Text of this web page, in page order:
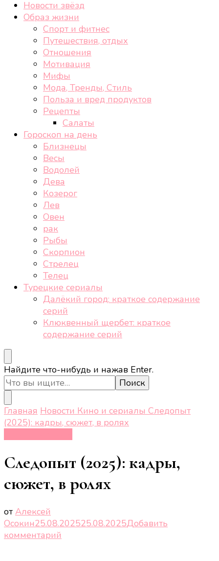
Новости звёзд
Образ жизни
Спорт и фитнес
Путешествия, отдых
Отношения
Мотивация
Мифы
Мода, Тренды, Стиль
Польза и вред продуктов
Рецепты
Салаты
Гороскоп на день
Близнецы
Весы
Водолей
Дева
Козерог
Лев
Овен
рак
Рыбы
Скорпион
Стрелец
Телец
Турецкие сериалы
Далёкий город: краткое содержание
серий
Клюквенный щербет: краткое
содержание серий
Ищите
что-
то?
Найдите что-нибудь и нажав Enter.
Главная Новости Кино и сериалы Следопыт
(2025): кадры, сюжет, в ролях
Следопыт (2025): кадры,
сюжет, в ролях
от Алексей
Осокин25.08.202525.08.2025Добавить
комментарий